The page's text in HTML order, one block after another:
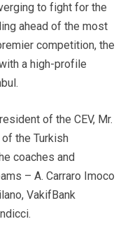
to fight for the
ahead of the most
competition, the
a high-profile
of the CEV, Mr.
the Turkish
coaches and
– A. Carraro Imoco
VakifBank